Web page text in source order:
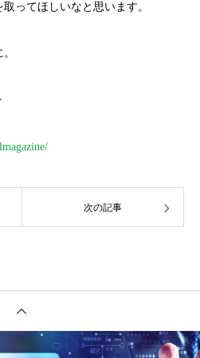
ってほしいなと思います。
次の記事